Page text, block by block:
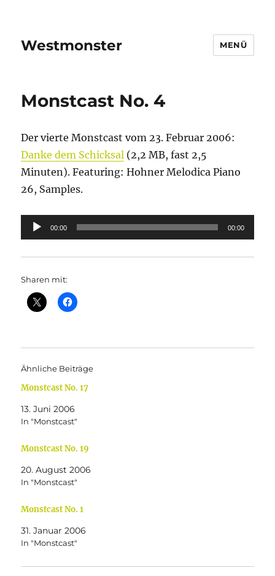
Westmonster MENÜ
Monstcast No. 4
Der vierte Monstcast vom 23. Februar 2006:
Danke dem Schicksal (2,2 MB, fast 2,5
Minuten). Featuring: Hohner Melodica Piano
26, Samples.
Audio-
Player
00:00 00:00
Sharen mit:
Ähnliche Beiträge
Monstcast No. 17
13. Juni 2006
In "Monstcast"
Monstcast No. 19
20. August 2006
In "Monstcast"
Monstcast No. 1
31. Januar 2006
In "Monstcast"